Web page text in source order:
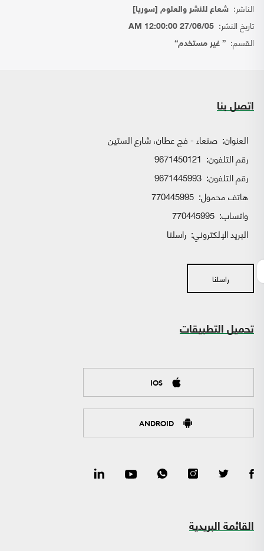
الناشر: شعاع للنشر والعلوم [سوريا]
تاريخ النشر: 27/06/05 12:00:00 AM
القسم: { غير مستخدم}
اتصل بنا
العنوان: صنعاء - فج عطان، شارع الستين
رقم التلفون: 9671450121
رقم التلفون: 9671445993
هاتف محمول: 770445995
واتساب:
البريد الإلكتروني: راسلنا
راسلنا
تحميل التطبيقات
IOS
ANDROID
القائمة البريدية